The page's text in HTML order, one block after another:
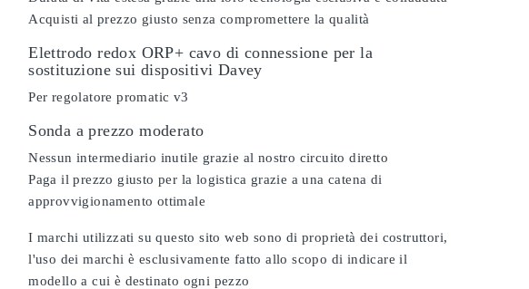
Acquisti al prezzo giusto senza compromettere la qualità
Elettrodo redox ORP+ cavo di connessione per la
sostituzione sui dispositivi Davey
Per regolatore promatic v3
Sonda a prezzo moderato
Nessun intermediario inutile grazie al nostro circuito diretto
Paga il prezzo giusto per la logistica grazie a una catena di
approvvigionamento ottimale
I marchi utilizzati su questo sito web sono di proprietà dei costruttori,
l'uso dei marchi è esclusivamente fatto allo scopo di indicare il
modello a cui è destinato ogni pezzo